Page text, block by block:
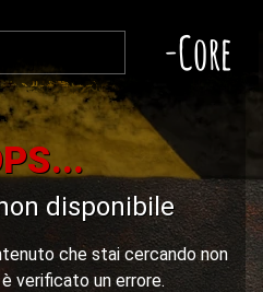
-Core
disponibile
che stai cercando non
verificato un errore.